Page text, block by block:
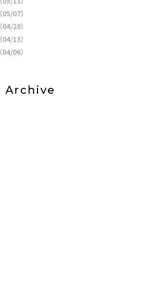
（05/07）
（04/28）
（04/13）
（04/06）
Archive